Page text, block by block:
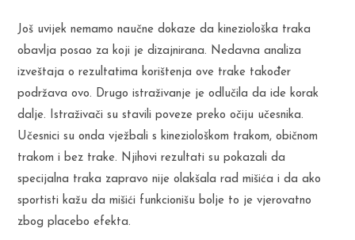
Još uvijek nemamo naučne dokaze da kineziološka traka
obavlja posao za koji je dizajnirana. Nedavna analiza
izveštaja o rezultatima korištenja ove trake također
podržava ovo. Drugo istraživanje je odlučila da ide korak
dalje. Istraživači su stavili poveze preko očiju učesnika.
Učesnici su onda vježbali s kineziološkom trakom, običnom
trakom i bez trake. Njihovi rezultati su pokazali da
specijalna traka zapravo nije olakšala rad mišića i da ako
sportisti kažu da mišići funkcionišu bolje to je vjerovatno
zbog placebo efekta.